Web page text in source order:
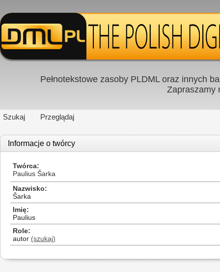
Pełnotekstowe zasoby PLDML oraz innych
Zapraszamy
Szukaj Przeglądaj
Informacje o twórcy
Twórca
Paulius Šarka
Nazwisko
Šarka
Imię
Paulius
Role
autor (szukaj)